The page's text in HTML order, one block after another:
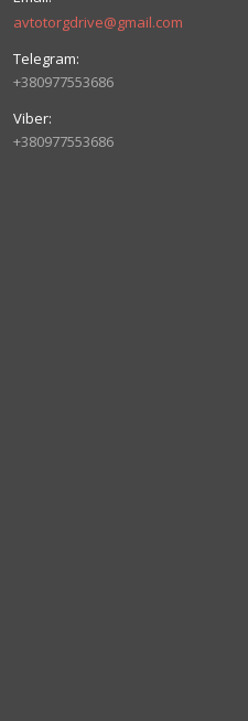
avtotorgdrive@gmail.com
+380977553686
+380977553686